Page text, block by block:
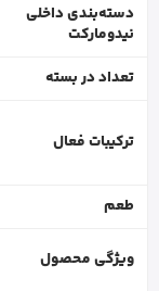
دسته‌بندی داخلی
نیدومارکت
تعداد در بسته
ترکیبات فعال
طعم
ویژگی محصول